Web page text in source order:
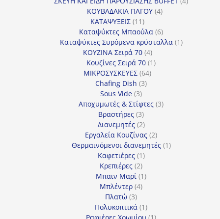
ΚΟΥΒΑΔΑΚΙΑ ΠΑΓΟΥ 44
ΚΑΤΑΨΥΞΕΙΣ 1111
προϊόντα
Καταψύκτες Μπαούλα 66
προϊόντα
Καταψύκτες Συρόμενα κρύσταλλα 11
ΚΟΥΖΙΝΑ Σειρά 70 44
προϊόντα
Κουζίνες Σειρά 70 11
ΜΙΚΡΟΣΥΣΚΕΥΕΣ 6464
Chafing Dish 33
Sous Vide 33
προϊόντα
Αποχυμωτές & Στίφτες 33
Βραστήρες 33
προϊόντα
Διανεμητές 22
προϊόντα
Εργαλεία Κουζίνας 22
προϊόντα
Θερμαινόμενοι διανεμητές 11
Καφετιέρες 11
προϊόν
Κρεπιέρες 22
προϊόντα
Μπαιν Μαρί 11
Μπλέντερ 44
Πλατώ 33
προϊόντα
Πολυκοπτικά 11
προϊόν
Ραφιέρες Χρωμίου 11